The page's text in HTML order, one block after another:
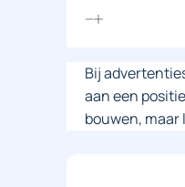
Bij
aan een
bouwen,